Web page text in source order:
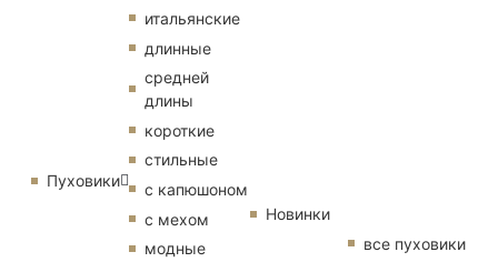
Пуховики
итальянские
длинные
средней
длины
короткие
стильные
с капюшоном
с мехом
модные
Новинки
все пуховики